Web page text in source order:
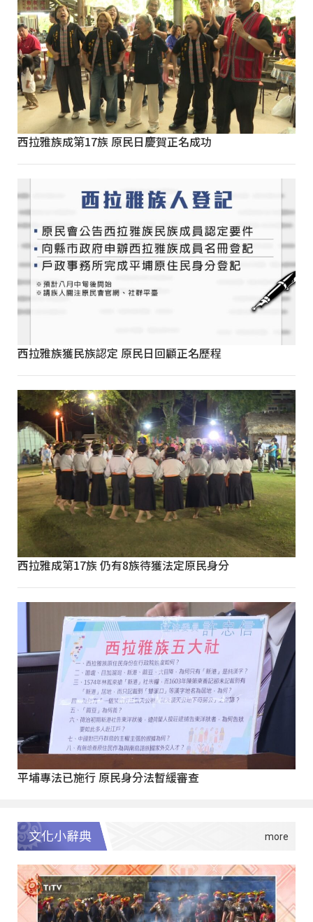
西拉雅族成第17族 原民日慶賀正名成功
西拉雅族獲民族認定 原民日回顧正名歷程
西拉雅成第17族 仍有8族待獲法定原民身分
平埔專法已施行 原民身分法暫緩審查
文化小辭典